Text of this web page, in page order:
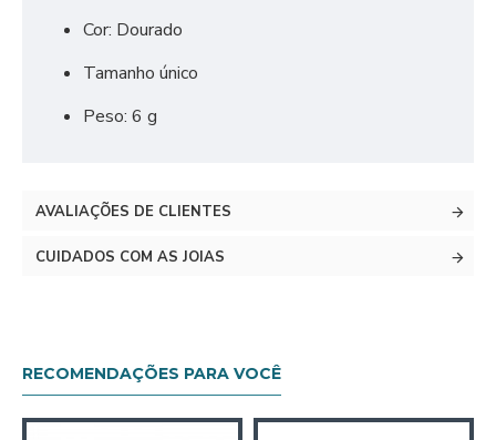
Cor: Dourado
Tamanho único
Peso: 6 g
AVALIAÇÕES DE CLIENTES
CUIDADOS COM AS JOIAS
RECOMENDAÇÕES PARA VOCÊ